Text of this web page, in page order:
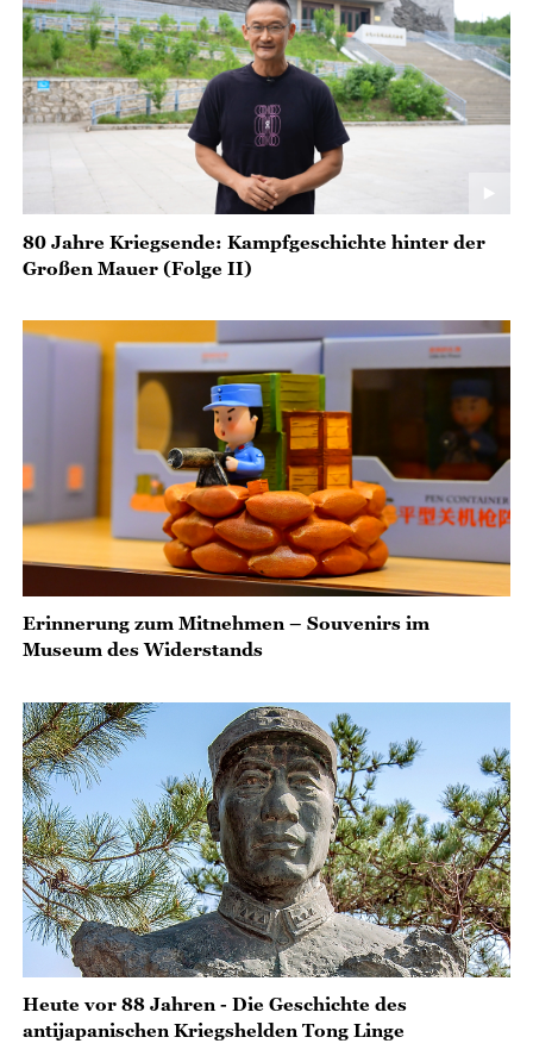
80 Jahre Kriegsende: Kampfgeschichte hinter der
Großen Mauer (Folge II)
Erinnerung zum Mitnehmen – Souvenirs im
Museum des Widerstands
Heute vor 88 Jahren - Die Geschichte des
antijapanischen Kriegshelden Tong Linge